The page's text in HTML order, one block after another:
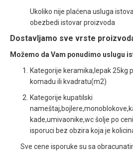
Ukoliko nije plaćena usluga
obezbedi istovar proizvoda
Dostavljamo sve vrste
Možemo da Vam ponudimo uslugu
Kategorije keramika,lepak 25kg
komadu ili kvadratu(m2)
Kategorije kupatilski
kade,umivaonike,wc šolje po
isporuci bez obzira koja je
Sve cene isporuke su sa